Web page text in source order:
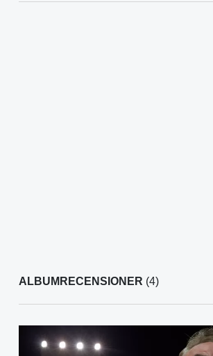
ALBUMRECENSIONER (4)